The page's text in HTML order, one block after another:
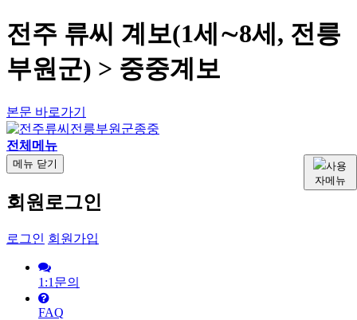
전주 류씨 계보(1세∼8세, 전릉
부원군) > 중중계보
본문 바로가기
전체메뉴
사용
자메뉴
메뉴 닫기
회원로그인
로그인 회원가입
1:1문의
FAQ